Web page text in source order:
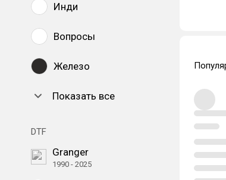
Инди
Вопросы
Железо
Показать все
DTF
Granger
1990 - 2025